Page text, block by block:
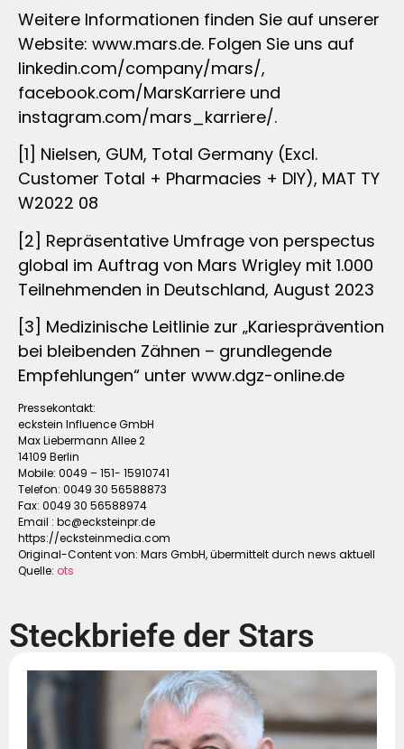
Weitere Informationen finden Sie auf unserer
Website: www.mars.de. Folgen Sie uns auf
linkedin.com/company/mars/,
facebook.com/MarsKarriere und
instagram.com/mars_karriere/.
[1] Nielsen, GUM, Total Germany (Excl.
Customer Total + Pharmacies + DIY), MAT TY
W2022 08
[2] Repräsentative Umfrage von perspectus
global im Auftrag von Mars Wrigley mit 1.000
Teilnehmenden in Deutschland, August 2023
[3] Medizinische Leitlinie zur „Kariesprävention
bei bleibenden Zähnen – grundlegende
Empfehlungen“ unter www.dgz-online.de
Pressekontakt:
eckstein Influence GmbH
Max Liebermann Allee 2
14109 Berlin
Mobile: 0049 – 151- 15910741
Telefon: 0049 30 56588873
Fax: 0049 30 56588974
Email : bc@ecksteinpr.de
https://ecksteinmedia.com
Original-Content von: Mars GmbH, übermittelt durch news aktuell
Quelle: ots
Steckbriefe der Stars